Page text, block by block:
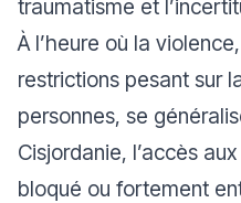
traumatisme et
À l’heure où la
restrictions pesant sur
personnes, se
Cisjordanie, l’accès
bloqué ou fortement